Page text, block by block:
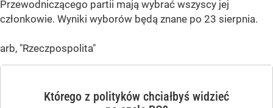
Przewodniczącego partii mają wybrać wszyscy jej
członkowie. Wyniki wyborów będą znane po 23 sierpnia.
arb, "Rzeczpospolita"
Którego z polityków chciałbyś widzieć